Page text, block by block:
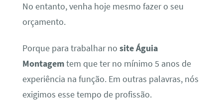
No entanto, venha hoje mesmo fazer o seu
orçamento.
Porque para trabalhar no site Águia
Montagemtem que ter no mínimo 5 anos de
experiência na função. Em outras palavras, nós
exigimos esse tempo de profissão.